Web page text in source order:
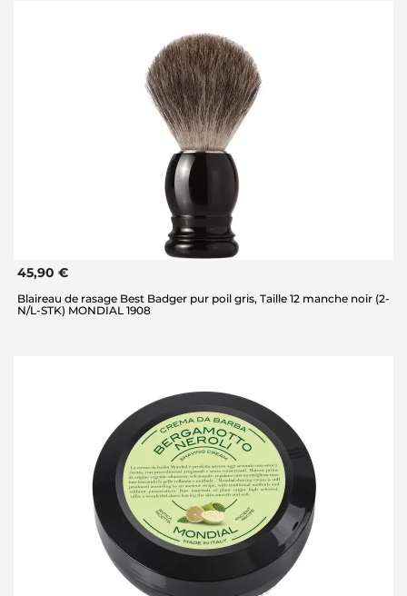
45,90 €
Blaireau de rasage Best Badger pur poil gris, Taille 12 manche noir (2-
N/L-STK) MONDIAL 1908